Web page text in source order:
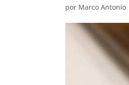
por Marco Antonio